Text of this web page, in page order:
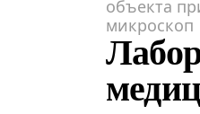
объекта
микроскоп